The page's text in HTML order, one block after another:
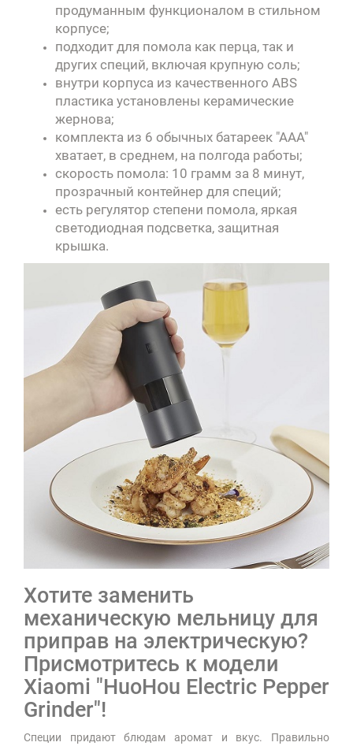
продуманным функционалом в стильном
корпусе;
подходит для помола как перца, так и
других специй, включая крупную соль;
внутри корпуса из качественного ABS
пластика установлены керамические
жернова;
комплекта из 6 обычных батареек "ААА"
хватает, в среднем, на полгода работы;
скорость помола: 10 грамм за 8 минут,
прозрачный контейнер для специй;
есть регулятор степени помола, яркая
светодиодная подсветка, защитная
крышка.
Хотите заменить
механическую мельницу для
приправ на электрическую?
Присмотритесь к модели
Xiaomi "HuoHou Electric Pepper
Grinder"!
Специи придают блюдам аромат и вкус. Правильно